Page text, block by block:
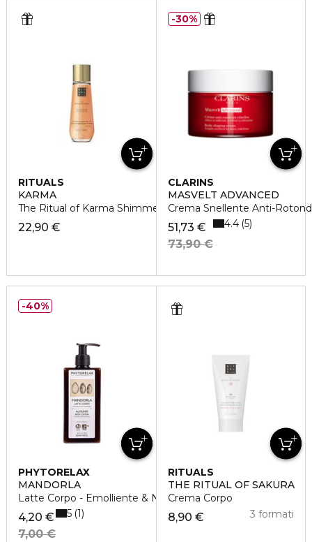
RITUALS
KARMA
The Ritual of Karma Shimmering Body Oil
22,90 €
CLARINS
MASVELT ADVANCED
Crema Snellente Anti-
51,73 €
73,90 €
4.4 5
30%
PHYTORELAX
MANDORLA
Latte Corpo - Emolliente & Nutriente
4,20 €
7,00 €
5 1
40%
RITUALS
THE RITUAL OF SAKURA
Crema Corpo
8,90 € 3 formati